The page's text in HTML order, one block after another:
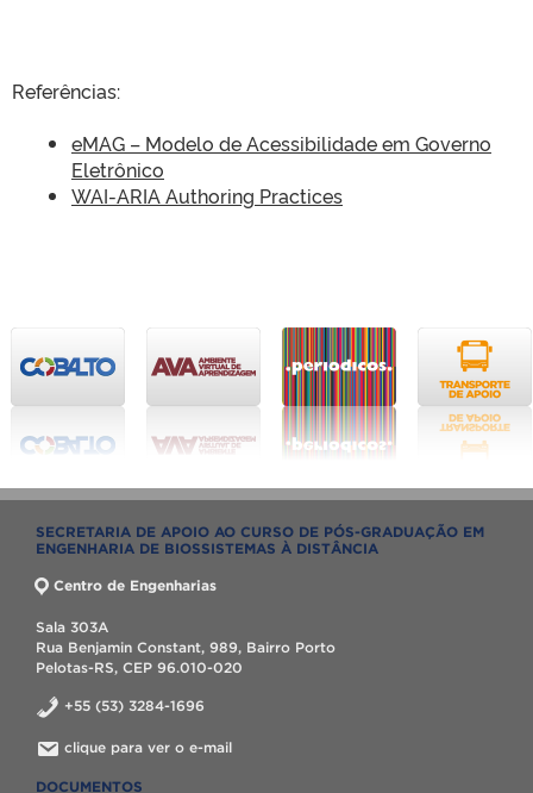
Referências:
eMAG – Modelo de Acessibilidade em Governo
Eletrônico
WAI-ARIA Authoring Practices
SECRETARIA DE APOIO AO CURSO DE PÓS-GRADUAÇÃO EM
ENGENHARIA DE BIOSSISTEMAS À DISTÂNCIA
Centro de Engenharias
Sala 303A
Rua Benjamin Constant, 989, Bairro Porto
Pelotas-RS, CEP 96.010-020
+55 (53) 3284-1696
clique para ver o e-mail
DOCUMENTOS